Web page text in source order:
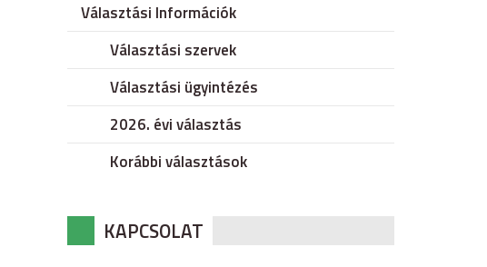
Választási Információk
Választási szervek
Választási ügyintézés
2026. évi választás
Korábbi választások
KAPCSOLAT